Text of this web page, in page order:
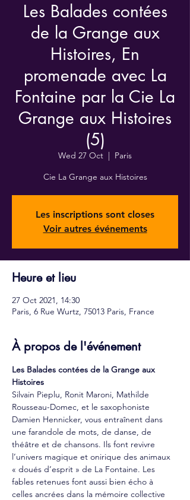
Les Balades contées
de la Grange aux
Histoires, En
promenade avec La
Fontaine par la Cie La
Grange aux Histoires
(5)
Wed 27 Oct
  |
Paris
Cie La Grange aux Histoires
Les inscriptions sont closes
Voir autres événements
Heure et lieu
27 Oct 2021, 14:30
Paris, 6 Rue Wurtz, 75013 Paris, France
À propos de l'événement
Les Balades contées de la Grange aux
Histoires
Silvain Pieplu, Ronit Maroni, Mathilde
Rousseau-Domec, et le saxophoniste
Damien Hennicker, vous entraînent dans
une farandole de mots, de danse, de
théâtre et de chansons. Ils font revivre
l’univers magique et onirique des animaux
« doués d’esprit » de La Fontaine. Les
fables retenues font aussi bien écho à
celles ancrées dans la mémoire collective